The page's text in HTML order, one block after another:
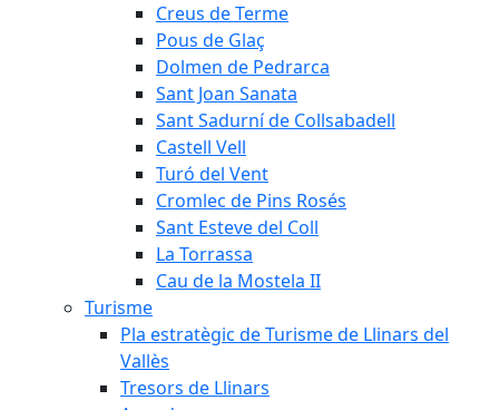
Creus de Terme
Pous de Glaç
Dolmen de Pedrarca
Sant Joan Sanata
Sant Sadurní de Collsabadell
Castell Vell
Turó del Vent
Cromlec de Pins Rosés
Sant Esteve del Coll
La Torrassa
Cau de la Mostela II
Turisme
Pla estratègic de Turisme de Llinars del
Vallès
Tresors de Llinars